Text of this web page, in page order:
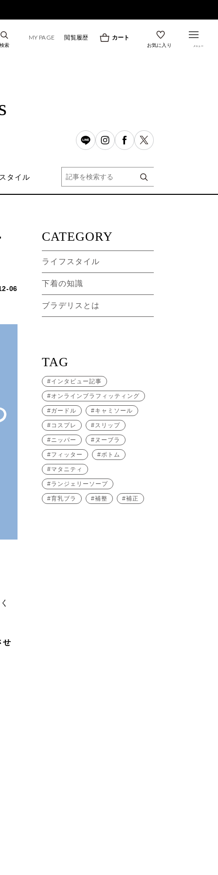
MY PAGE 閲覧履歴 カート
索 お気に入り メニュー
タイル
06
せ
CATEGORY
ライフスタイル
下着の知識
ブラデリスとは
TAG
インタビュー記事
オンラインブラフィッティング
ガードル キャミソール
コスプレ スリップ
ニッパー ヌーブラ
フィッター ボトム
マタニティ
ランジェリーソープ
育乳ブラ 補整 補正